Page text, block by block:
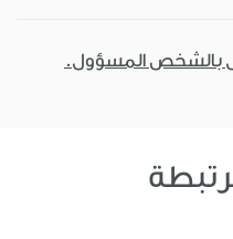
بالشخص المسؤول.